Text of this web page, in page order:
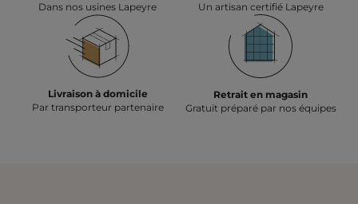
Dans nos usines Lapeyre
Un artisan certifié Lapeyre
Livraison à domicile
Par transporteur partenaire
Retrait en magasin
Gratuit préparé par nos équipes